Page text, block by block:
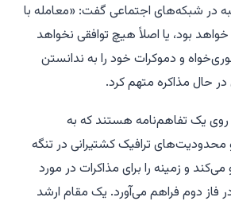
در شبکه‌های اجتماعی گفت: «معامله با
خواهد بود، یا اصلاً هیچ توافقی نخواهد
و دموکرات خود را به ندانستن
حال مذاکره متهم کرد.
روی یک تفاهم‌نامه هستند که به
محدودیت‌های ترافیک کشتیرانی در تنگه
۳۰ روز لغو می‌کند و زمینه را برای مذاکرات در مورد
فاز دوم فراهم می‌آورد. یک مقام ارشد